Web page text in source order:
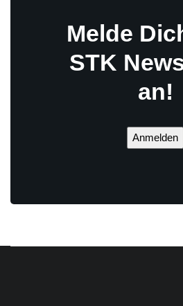
Melde
STK
an!
Anmelden